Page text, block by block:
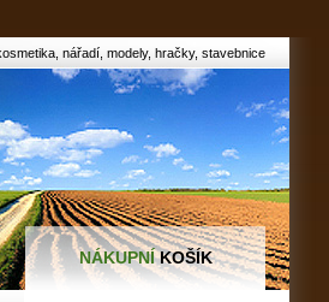
nářadí, modely, hračky, stavebnice
NÁKUPNÍKOŠÍK